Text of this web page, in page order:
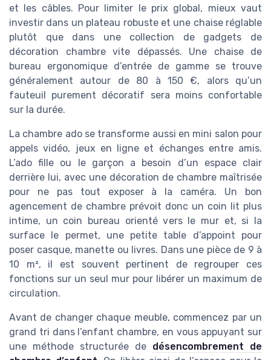
et les câbles. Pour limiter le prix global, mieux vaut
investir dans un plateau robuste et une chaise réglable
plutôt que dans une collection de gadgets de
décoration chambre vite dépassés. Une chaise de
bureau ergonomique d’entrée de gamme se trouve
généralement autour de 80 à 150 €, alors qu’un
fauteuil purement décoratif sera moins confortable
sur la durée.
La chambre ado se transforme aussi en mini salon pour
appels vidéo, jeux en ligne et échanges entre amis.
L’ado fille ou le garçon a besoin d’un espace clair
derrière lui, avec une décoration de chambre maîtrisée
pour ne pas tout exposer à la caméra. Un bon
agencement de chambre prévoit donc un coin lit plus
intime, un coin bureau orienté vers le mur et, si la
surface le permet, une petite table d’appoint pour
poser casque, manette ou livres. Dans une pièce de 9 à
10 m², il est souvent pertinent de regrouper ces
fonctions sur un seul mur pour libérer un maximum de
circulation.
Avant de changer chaque meuble, commencez par un
grand tri dans l’enfant chambre, en vous appuyant sur
une méthode structurée de désencombrement de